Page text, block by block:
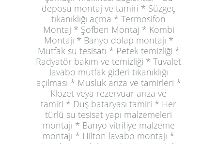
deposu montaj ve tamiri * Süzgeç
tıkanıklığı açma * Termosifon
Montaj * Şofben Montaj * Kombi
Montajı * Banyo dolap montajı *
Mutfak su tesisatı * Petek temizliği *
Radyatör bakım ve temizliği * Tuvalet
lavabo mutfak gideri tıkanıklığı
açılması * Musluk arıza ve tamirleri *
Klozet veya rezervuar arıza ve
tamiri * Duş bataryası tamiri * Her
türlü su tesisat yapı malzemeleri
montajı * Banyo vitrifiye malzeme
montajı * Hilton lavabo montajı *